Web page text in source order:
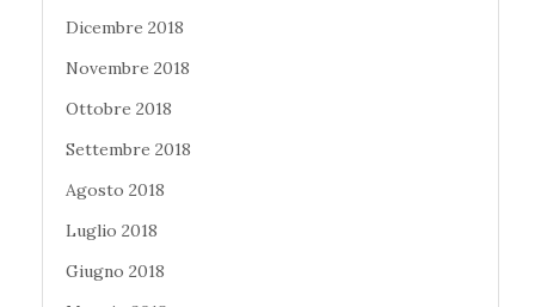
Dicembre 2018
Novembre 2018
Ottobre 2018
Settembre 2018
Agosto 2018
Luglio 2018
Giugno 2018